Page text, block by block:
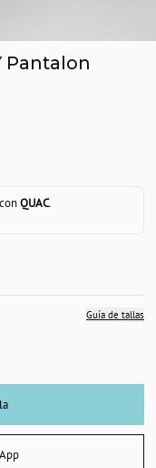
Pantalon
QUAC.
Guía de tallas